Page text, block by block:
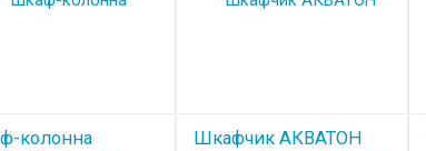
колонна
Шкафчик АКВАТОН